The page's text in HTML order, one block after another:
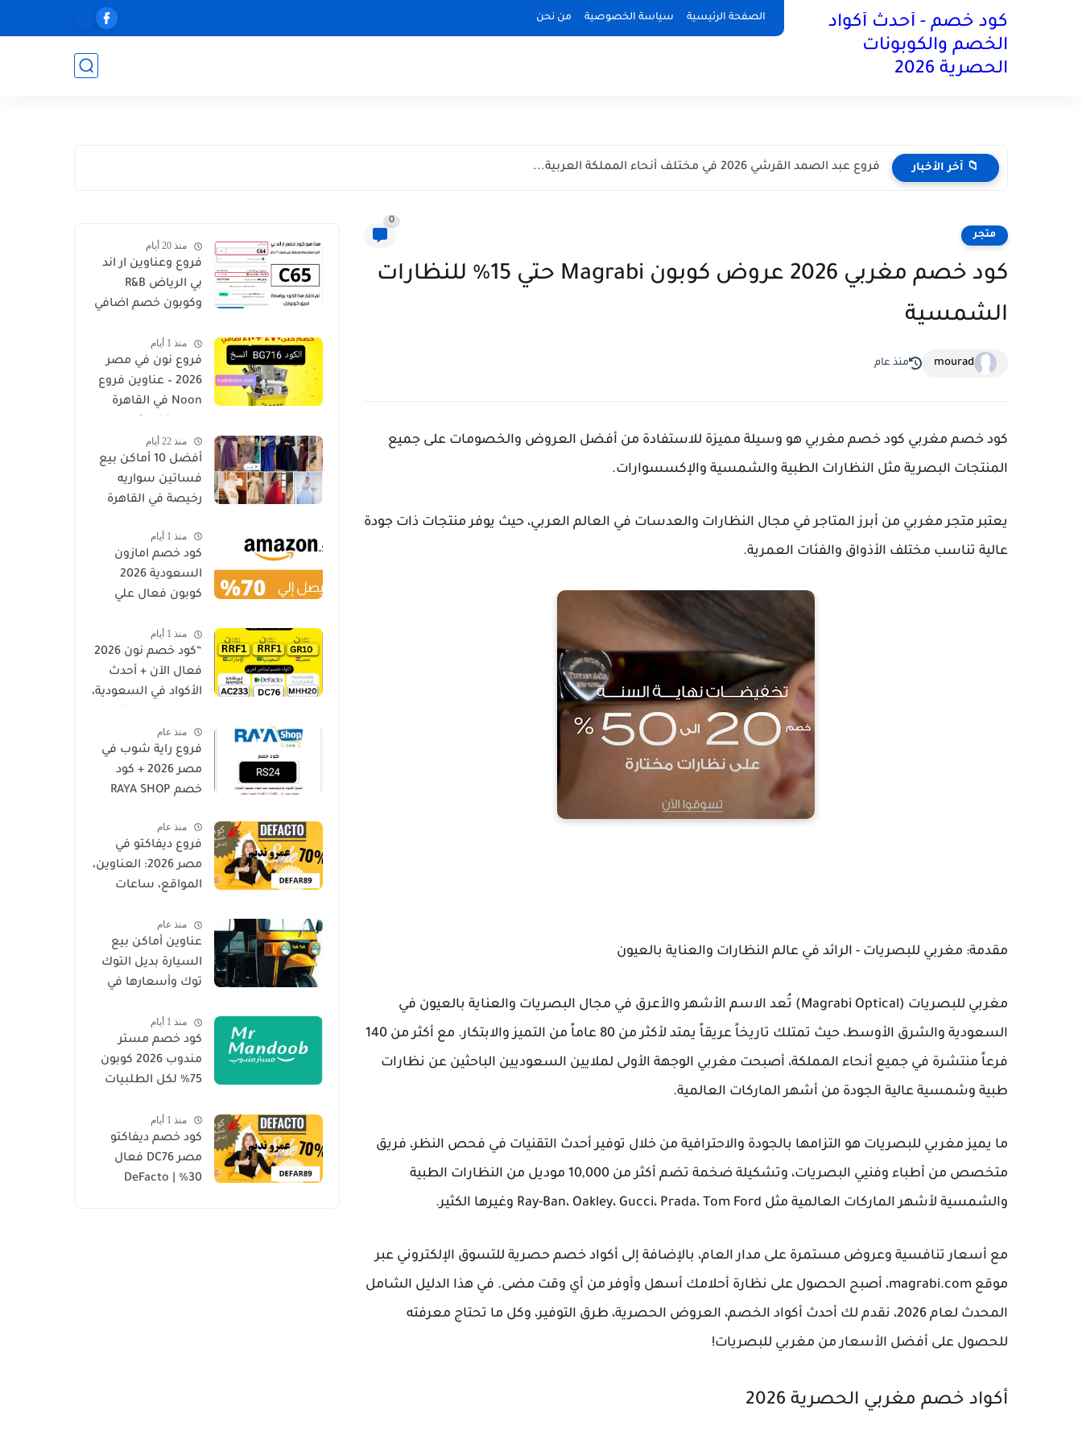
الصفحة الرئيسية سياسة الخصوصية من نحن
كود خصم - أحدث أكواد
الخصم والكوبونات
الحصرية 2026
📁 آخر الأخبار فروع عبد الصمد القرشي 2026 في مختلف أنحاء المملكة العربية...
متجر
0
كود خصم مغربي 2026 عروض كوبون Magrabi حتي 15% للنظارات
الشمسية
mourad منذ عام
كود خصم مغربي كود خصم مغربي هو وسيلة مميزة للاستفادة من أفضل العروض والخصومات على جميع
المنتجات البصرية مثل النظارات الطبية والشمسية والإكسسوارات.
يعتبر متجر مغربي من أبرز المتاجر في مجال النظارات والعدسات في العالم العربي، حيث يوفر منتجات ذات جودة
عالية تناسب مختلف الأذواق والفئات العمرية.
مقدمة: مغربي للبصريات - الرائد في عالم النظارات والعناية بالعيون
مغربي للبصريات (Magrabi Optical) تُعد الاسم الأشهر والأعرق في مجال البصريات والعناية بالعيون في
السعودية والشرق الأوسط، حيث تمتلك تاريخاً عريقاً يمتد لأكثر من 80 عاماً من التميز والابتكار. مع أكثر من 140
فرعاً منتشرة في جميع أنحاء المملكة، أصبحت مغربي الوجهة الأولى لملايين السعوديين الباحثين عن نظارات
طبية وشمسية عالية الجودة من أشهر الماركات العالمية.
ما يميز مغربي للبصريات هو التزامها بالجودة والاحترافية من خلال توفير أحدث التقنيات في فحص النظر، فريق
متخصص من أطباء وفنيي البصريات، وتشكيلة ضخمة تضم أكثر من 10,000 موديل من النظارات الطبية
والشمسية لأشهر الماركات العالمية مثل Ray-Ban، Oakley، Gucci، Prada، Tom Ford وغيرها الكثير.
مع أسعار تنافسية وعروض مستمرة على مدار العام، بالإضافة إلى أكواد خصم حصرية للتسوق الإلكتروني عبر
موقع magrabi.com، أصبح الحصول على نظارة أحلامك أسهل وأوفر من أي وقت مضى. في هذا الدليل الشامل
المحدث لعام 2026، نقدم لك أحدث أكواد الخصم، العروض الحصرية، طرق التوفير، وكل ما تحتاج معرفته
للحصول على أفضل الأسعار من مغربي للبصريات!
أكواد خصم مغربي الحصرية 2026
منذ 20 أيام
فروع وعناوين ار اند
بي الرياض R&B
وكوبون خصم اضافي
منذ 1 أيام
فروع نون في مصر
2026 – عناوين فروع
Noon في القاهرة
وأسيوط كود خصم
منذ 22 أيام
أفضل 10 أماكن بيع
فساتين سواريه
رخيصة في القاهرة
منذ 1 أيام
كود خصم امازون
السعودية 2026
كوبون فعال علي
Amazon.sa
منذ 1 أيام
“كود خصم نون 2026
فعال الآن + أحدث
الأكواد في السعودية،
منذ عام
فروع راية شوب في
مصر 2026 + كود
خصم RAYA SHOP
منذ عام
فروع ديفاكتو في
مصر 2026: العناوين،
المواقع، ساعات
Egypt Branches
منذ عام
عناوين أماكن بيع
السيارة بديل التوك
توك وأسعارها في
خصم 2026
منذ 1 أيام
كود خصم مستر
مندوب 2026 كوبون
75% لكل الطلبيات
منذ 1 أيام
كود خصم ديفاكتو
مصر DC76 فعال
30% | DeFacto